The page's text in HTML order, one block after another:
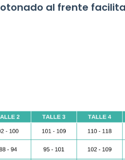
al frente